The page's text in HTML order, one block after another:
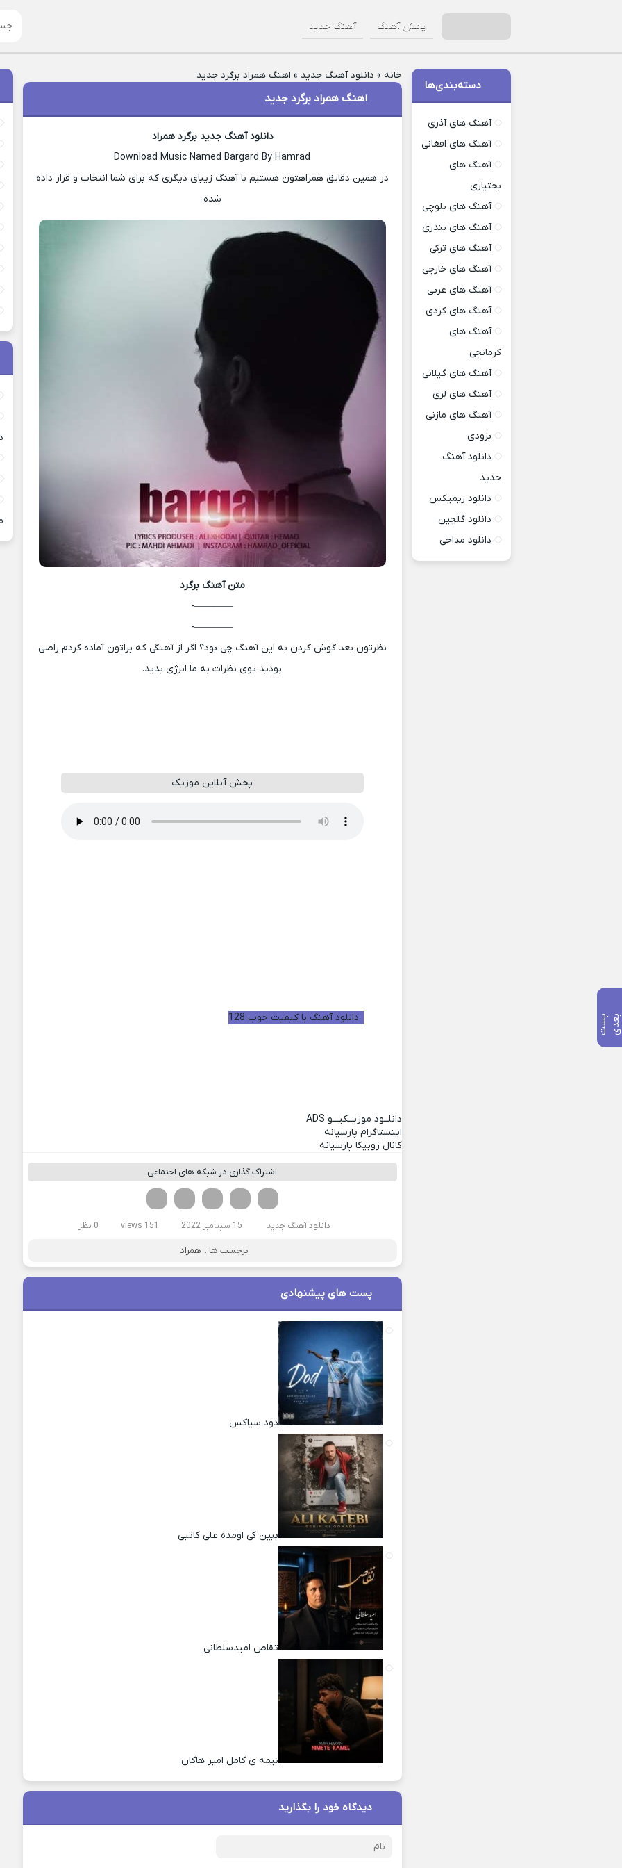
پخش آهنگ آهنگ جدید
خانه » دانلود آهنگ جدید » اهنگ همراد برگرد جدید
پ
س
ت
ب
ع
د ی
اهنگ همراد برگرد جدید
دانلود آهنگ جدید برگرد همراد
Download Music Named Bargard By Hamrad
در همین دقایق همراهتون هستیم با آهنگ زیبای دیگری که برای شما انتخاب و قرار داده
شده
متن آهنگ برگرد
————-
————-
نظرتون بعد گوش کردن به این آهنگ چی بود؟ اگر از آهنگی که براتون آماده کردم راصی
بودید توی نظرات به ما انرژی بدید.
پخش آنلاین موزیک
دانلود آهنگ با کیفیت خوب 128
دانلــود موزیــکیـــو ADS
اینستاگرام پارسیانه
کانال روبیکا پارسیانه
اشتراک گذاری در شبکه های اجتماعی
لینکدین تویتر
فیسوک
دانلود آهنگ جدید 15 سپتامبر 2022 151 views 0 نظر
برچسب ها : همراد
پست های پیشنهادی
دود سیاکس
ببین کی اومده علی کاتبی
تقاص امیدسلطانی
نیمه ی کامل امیر هاکان
دیدگاه خود را بگذارید
دسته‌بندی‌ها
آهنگ های آذری
آهنگ های افغانی
آهنگ های
بختیاری
آهنگ های بلوچی
آهنگ های بندری
آهنگ های ترکی
آهنگ های خارجی
آهنگ های عربی
آهنگ های کردی
آهنگ های
کرمانجی
آهنگ های گیلانی
آهنگ های لری
آهنگ های مازنی
بزودی
دانلود آهنگ
جدید
دانلود ریمیکس
دانلود گلچین
دانلود مداحی